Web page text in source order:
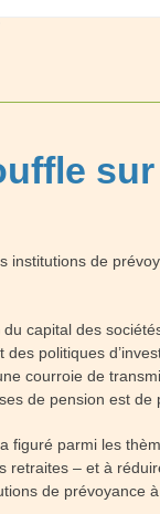
de
capital des
politiques
courroie de
de pension est de
parmi les
– et à
de